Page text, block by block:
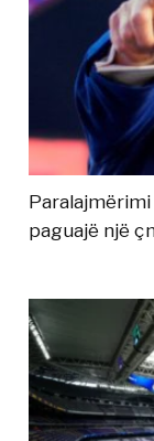
paguajë një